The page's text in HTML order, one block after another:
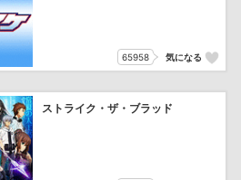
65958 気になる
ストライク・ザ・ブラッド